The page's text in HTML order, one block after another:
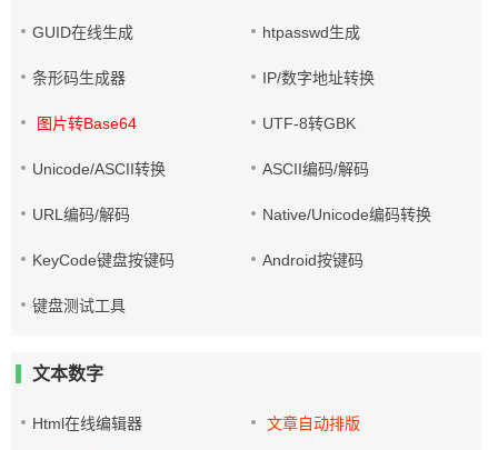
GUID在线生成 htpasswd生成
条形码生成器 IP/数字地址转换
图片转Base64 UTF-8转GBK
Unicode/ASCII转换 ASCII编码/解码
URL编码/解码 Native/Unicode编码转换
KeyCode键盘按键码 Android按键码
键盘测试工具
文本数字
Html在线编辑器 文章自动排版